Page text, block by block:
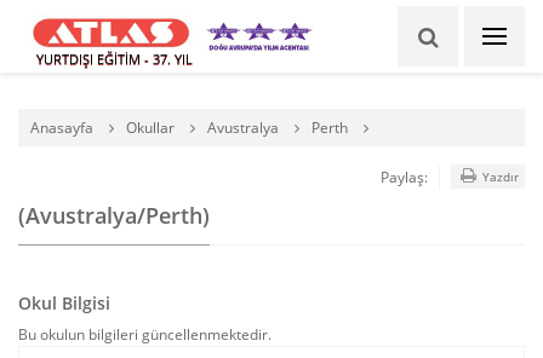
YURTDIŞI EĞİTİM - 37. YIL
Anasayfa Okullar Avustralya Perth
(Avustralya/Perth)
Paylaş: Yazdır
Okul Bilgisi
Bu okulun bilgileri güncellenmektedir.